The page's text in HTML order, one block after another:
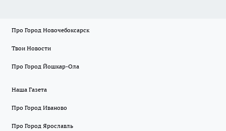
Про Город Новочебоксарск
Твои Новости
Про Город Йошкар-Ола
Наша Газета
Про Город Иваново
Про Город Ярославль